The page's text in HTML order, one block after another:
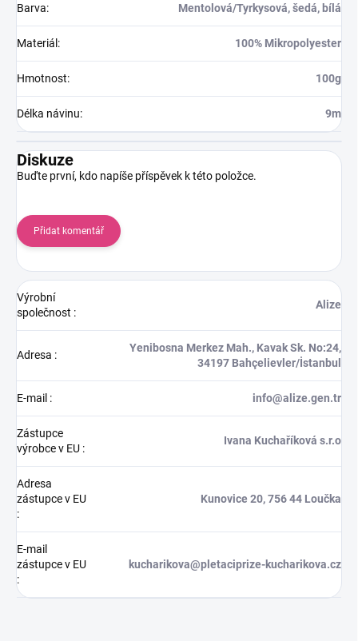
Barva: Mentolová/Tyrkysová, šedá, bílá
Materiál : 100% Mikropolyester
Hmotnost: 100g
Délka návinu: 9m
Diskuze
Buďte první, kdo napíše příspěvek k této položce.
Přidat komentář
Výrobní
společnost :
Alize
Adresa :
Yenibosna Merkez Mah., Kavak Sk. No:24,
34197 Bahçelievler/İstanbul
E-mail : info@alize.gen.tr
Zástupce
výrobce v EU :
Ivana Kuchaříková s.r.o
Adresa
zástupce v EU
:
Kunovice 20, 756 44 Loučka
E-mail
zástupce v EU
:
kucharikova@pletaciprize-kucharikova.cz